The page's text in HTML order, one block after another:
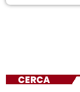
CERCA